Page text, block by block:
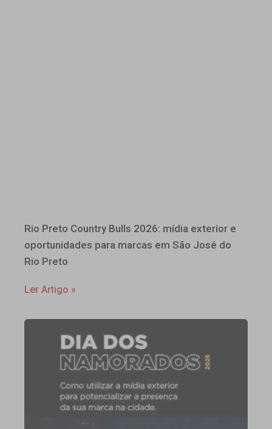
Rio Preto Country Bulls 2026: mídia exterior e
oportunidades para marcas em São José do
Rio Preto
Ler Artigo »